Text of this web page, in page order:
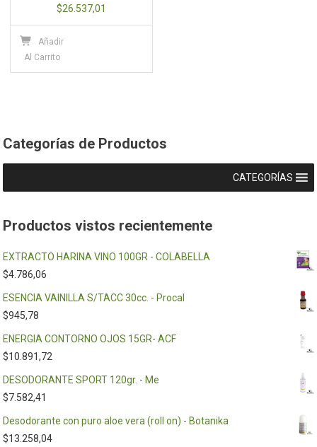
$26.537,01
Añadir
Al Carrito
Categorías de Productos
CATEGORÍAS
Productos vistos recientemente
EXTRACTO HARINA VINO 100GR - COLABELLA
$4.786,06
ESENCIA VAINILLA S/TACC 30cc. - Procal
$945,78
ENERGIA CONTORNO OJOS 15GR- ACF
$10.891,72
DESODORANTE SPORT 120gr. - Me
$7.582,41
Desodorante con puro aloe vera (roll on) - Botanika
$13.258,04